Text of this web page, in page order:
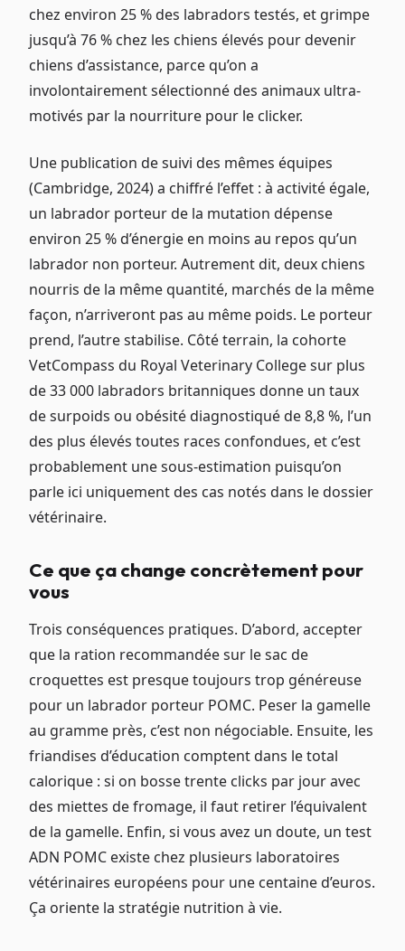
chez environ 25 % des labradors testés, et grimpe
jusqu’à 76 % chez les chiens élevés pour devenir
chiens d’assistance, parce qu’on a
involontairement sélectionné des animaux ultra-
motivés par la nourriture pour le clicker.
Une publication de suivi des mêmes équipes
(Cambridge, 2024) a chiffré l’effet : à activité égale,
un labrador porteur de la mutation dépense
environ 25 % d’énergie en moins au repos qu’un
labrador non porteur. Autrement dit, deux chiens
nourris de la même quantité, marchés de la même
façon, n’arriveront pas au même poids. Le porteur
prend, l’autre stabilise. Côté terrain, la cohorte
VetCompass du Royal Veterinary College sur plus
de 33 000 labradors britanniques donne un taux
de surpoids ou obésité diagnostiqué de 8,8 %, l’un
des plus élevés toutes races confondues, et c’est
probablement une sous-estimation puisqu’on
parle ici uniquement des cas notés dans le dossier
vétérinaire.
Ce que ça change concrètement pour
vous
Trois conséquences pratiques. D’abord, accepter
que la ration recommandée sur le sac de
croquettes est presque toujours trop généreuse
pour un labrador porteur POMC. Peser la gamelle
au gramme près, c’est non négociable. Ensuite, les
friandises d’éducation comptent dans le total
calorique : si on bosse trente clicks par jour avec
des miettes de fromage, il faut retirer l’équivalent
de la gamelle. Enfin, si vous avez un doute, un test
ADN POMC existe chez plusieurs laboratoires
vétérinaires européens pour une centaine d’euros.
Ça oriente la stratégie nutrition à vie.